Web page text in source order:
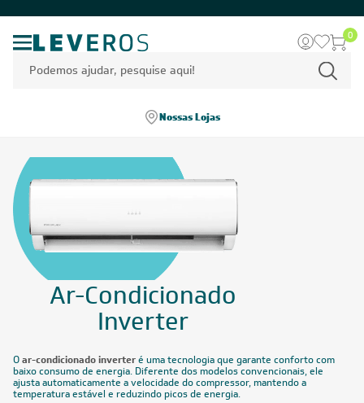
0
Nossas Lojas
Ar-Condicionado
Inverter
Oar-condicionado inverteré uma tecnologia que garante conforto com
baixo consumo de energia. Diferente dos modelos convencionais, ele
ajusta automaticamente a velocidade do compressor, mantendo a
temperatura estável e reduzindo picos de energia.